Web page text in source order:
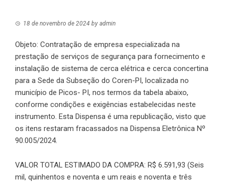
18 de novembro de 2024 by admin
Objeto: Contratação de empresa especializada na
prestação de serviços de segurança para fornecimento e
instalação de sistema de cerca elétrica e cerca concertina
para a Sede da Subseção do Coren-PI, localizada no
município de Picos- PI, nos termos da tabela abaixo,
conforme condições e exigências estabelecidas neste
instrumento. Esta Dispensa é uma republicação, visto que
os itens restaram fracassados na Dispensa Eletrônica Nº
90.005/2024.
VALOR TOTAL ESTIMADO DA COMPRA: R$ 6.591,93 (Seis
mil, quinhentos e noventa e um reais e noventa e três